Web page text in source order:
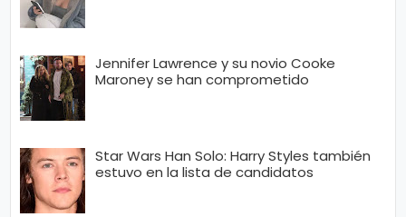
Jennifer Lawrence y su novio Cooke
Maroney se han comprometido
Star Wars Han Solo: Harry Styles también
estuvo en la lista de candidatos